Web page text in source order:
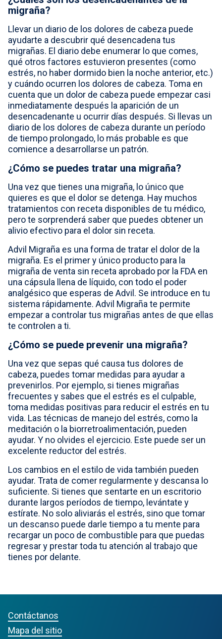
migraña?
Llevar un diario de los dolores de cabeza puede
ayudarte a descubrir qué desencadena tus
migrañas. El diario debe enumerar lo que comes,
qué otros factores estuvieron presentes (como
estrés, no haber dormido bien la noche anterior, etc.)
y cuándo ocurren los dolores de cabeza. Toma en
cuenta que un dolor de cabeza puede empezar casi
inmediatamente después la aparición de un
desencadenante u ocurrir días después. Si llevas un
diario de los dolores de cabeza durante un período
de tiempo prolongado, lo más probable es que
comience a desarrollarse un patrón.
¿Cómo se puedes tratar una migraña?
Una vez que tienes una migraña, lo único que
quieres es que el dolor se detenga. Hay muchos
tratamientos con receta disponibles de tu médico,
pero te sorprenderá saber que puedes obtener un
alivio efectivo para el dolor sin receta.
Advil Migraña es una forma de tratar el dolor de la
migraña. Es el primer y único producto para la
migraña de venta sin receta aprobado por la FDA en
una cápsula llena de líquido, con todo el poder
analgésico que esperas de Advil. Se introduce en tu
sistema rápidamente. Advil Migraña te permite
empezar a controlar tus migrañas antes de que ellas
te controlen a ti.
¿Cómo se puede prevenir una migraña?
Una vez que sepas qué causa tus dolores de
cabeza, puedes tomar medidas para ayudar a
prevenirlos. Por ejemplo, si tienes migrañas
frecuentes y sabes que el estrés es el culpable,
toma medidas positivas para reducir el estrés en tu
vida. Las técnicas de manejo del estrés, como la
meditación o la biorretroalimentación, pueden
ayudar. Y no olvides el ejercicio. Este puede ser un
excelente reductor del estrés.
Los cambios en el estilo de vida también pueden
ayudar. Trata de comer regularmente y descansa lo
suficiente. Si tienes que sentarte en un escritorio
durante largos períodos de tiempo, levántate y
estírate. No solo aliviarás el estrés, sino que tomar
un descanso puede darle tiempo a tu mente para
recargar un poco de combustible para que puedas
regresar y prestar toda tu atención al trabajo que
tienes por delante.
Contáctanos
Mapa del sitio